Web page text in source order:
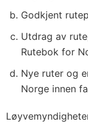
Godkjent
Utdrag av
Rutebok for
Nye ruter og
Norge innen